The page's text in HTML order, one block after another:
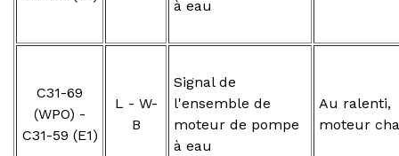
à eau
C31-69
(WPO) -
C31-59 (E1)
L - W-
B
Signal de
l'ensemble de
moteur de pompe
à eau
Au ralenti,
moteur